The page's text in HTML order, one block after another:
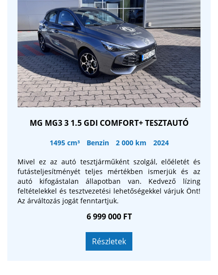
MG MG3 3 1.5 GDI COMFORT+ TESZTAUTÓ
1495 cm³ Benzin 2 000 km 2024
Mivel ez az autó tesztjárműként szolgál, előéletét és
futásteljesítményét teljes mértékben ismerjük és az
autó kifogástalan állapotban van. Kedvező lízing
feltételekkel és tesztvezetési lehetőségekkel várjuk Önt!
Az árváltozás jogát fenntartjuk.
6 999 000 FT
Részletek